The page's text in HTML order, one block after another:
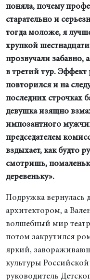
поняла, почему
старательно и
тогда моложе, я
хрупкой
прозвучали забавно,
в третий тур.
повторился и на
последних строчках
девушка изящно
импозантного
председателем
вздыхает, как будто
смотришь,
деревеньку».
Подружка вернулась
архитектором, а
волшебный мир
потом закрутился
яркий,
культуры
руководитель